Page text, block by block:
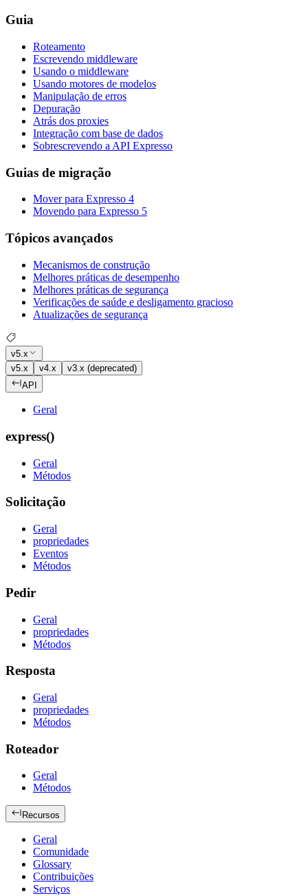
Guia
Roteamento
Escrevendo middleware
Usando o middleware
Usando motores de modelos
Manipulação de erros
Depuração
Atrás dos proxies
Integração com base de dados
Sobrescrevendo a API Expresso
Guias de migração
Mover para Expresso 4
Movendo para Expresso 5
Tópicos avançados
Mecanismos de construção
Melhores práticas de desempenho
Melhores práticas de segurança
Verificações de saúde e desligamento gracioso
Atualizações de segurança
v5.x
v5.x
v4.x
v3.x (deprecated)
API
Geral
express()
Geral
Métodos
Solicitação
Geral
propriedades
Eventos
Métodos
Pedir
Geral
propriedades
Métodos
Resposta
Geral
propriedades
Métodos
Roteador
Geral
Métodos
Recursos
Geral
Comunidade
Glossary
Contribuições
Serviços